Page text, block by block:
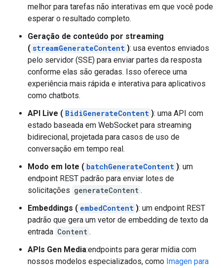
melhor para tarefas não interativas em que você pode
esperar o resultado completo.
Geração de conteúdo por streaming
( streamGenerateContent ): usa eventos enviados
pelo servidor (SSE) para enviar partes da resposta
conforme elas são geradas. Isso oferece uma
experiência mais rápida e interativa para aplicativos
como chatbots.
API Live ( BidiGenerateContent ): uma API com
estado baseada em WebSocket para streaming
bidirecional, projetada para casos de uso de
conversação em tempo real.
Modo em lote ( batchGenerateContent ): um
endpoint REST padrão para enviar lotes de
solicitações generateContent .
Embeddings ( embedContent ): um endpoint REST
padrão que gera um vetor de embedding de texto da
entrada Content .
APIs Gen Media:endpoints para gerar mídia com
nossos modelos especializados, como Imagen para